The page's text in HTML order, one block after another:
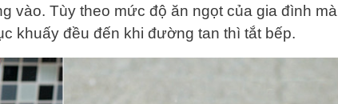
vào. Tùy theo mức độ ăn ngọt của gia đình mà
khuấy đều đến khi đường tan thì tắt bếp.